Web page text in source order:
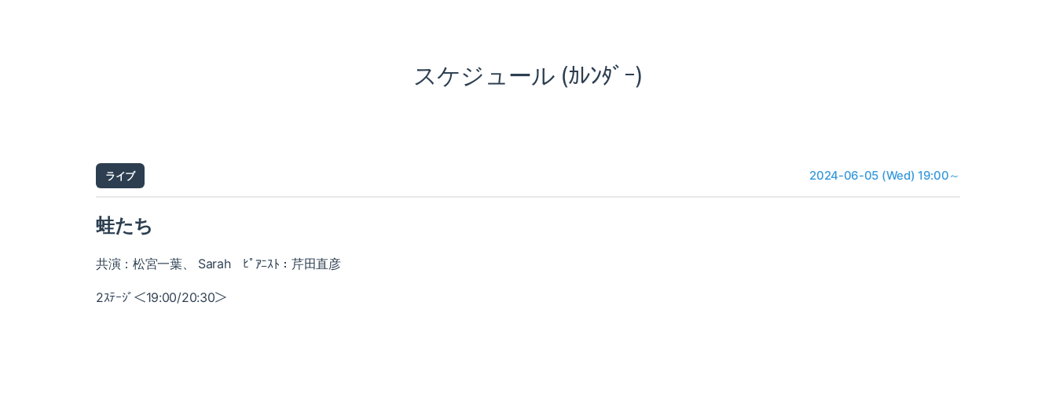
スケジュール (ｶﾚﾝﾀﾞｰ)
ライブ 2024-06-05 (Wed) 19:00～
蛙たち
共演：松宮一葉、 Sarah ﾋﾟｱﾆｽﾄ：芹田直彦
2ｽﾃｰｼﾞ＜19:00/20:30＞